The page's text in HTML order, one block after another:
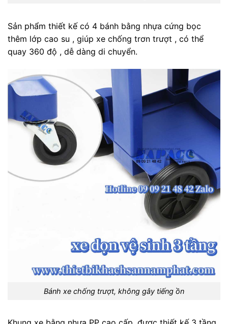
Sản phẩm thiết kế có 4 bánh bằng nhựa cứng bọc
thêm lớp cao su , giúp xe chống trơn trượt , có thể
quay 360 độ , dễ dàng di chuyển.
Bánh xe chống trượt, không gây tiếng ồn